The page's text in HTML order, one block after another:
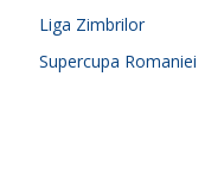
Liga Zimbrilor
Supercupa Romaniei